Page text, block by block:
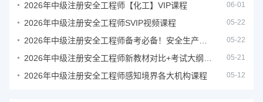
2026年中级注册安全工程师【化工】VIP课程 06-01
2026年中级注册安全工程师SVIP视频课程 05-22
05-22
05-21
2026年中级注册安全工程师感知境界各大机构课程 05-12